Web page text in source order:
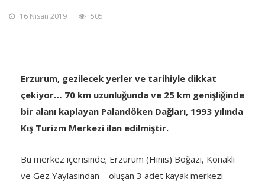
16 Nisan 2019 505
Erzurum, gezilecek yerler ve tarihiyle dikkat
çekiyor… 70 km uzunluğunda ve 25 km genişliğinde
bir alanı kaplayan Palandöken Dağları, 1993 yılında
Kış Turizm Merkezi ilan edilmiştir.
Bu merkez içerisinde; Erzurum (Hınıs) Boğazı, Konaklı
ve Gez Yaylasından oluşan 3 adet kayak merkezi